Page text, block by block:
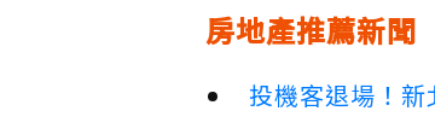
房地產推薦新聞
投機客退場！